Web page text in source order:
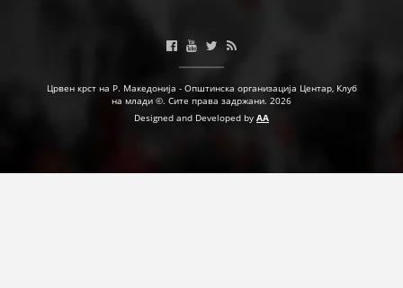
Црвен крст на Р. Македонија - Општинска организација Центар, Клуб
на млади ©. Сите права задржани. 2026
Designed and Developed by AA